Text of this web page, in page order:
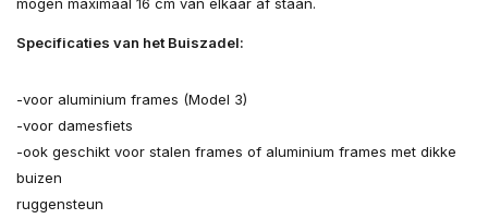
Specificaties van het Buiszadel:
-voor aluminium frames (Model 3)
-voor damesfiets
-ook geschikt voor stalen frames of aluminium frames met dikke
buizen
ruggensteun